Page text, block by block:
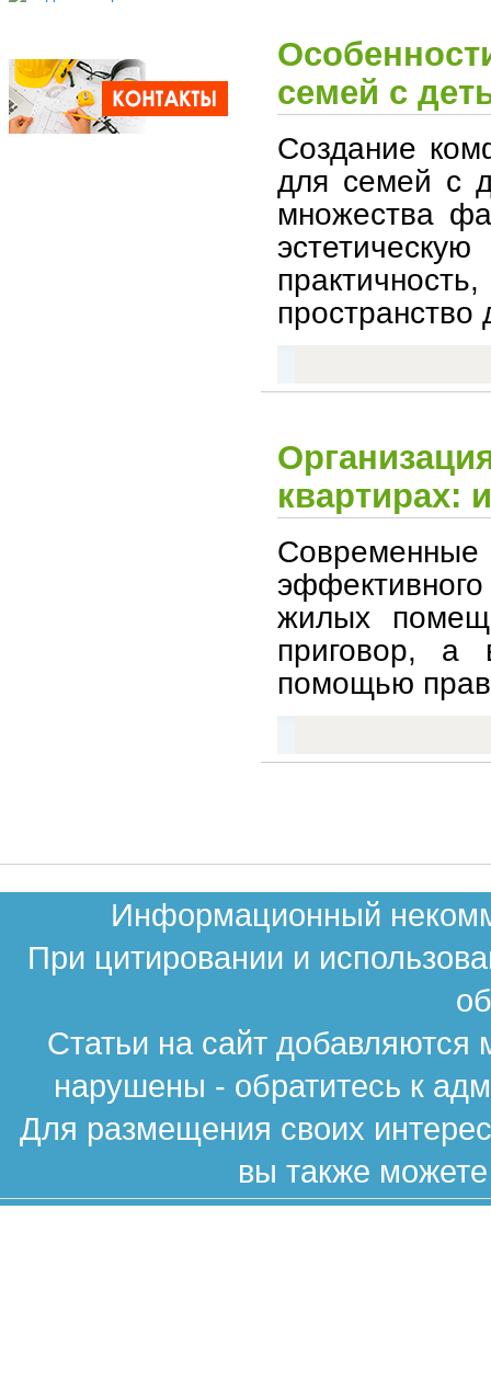
семей с
Создание
для семей с
множества
квартирах:
жилых
приговор, а
помощью
Информационный
При цитировании и
Статьи на сайт
нарушены - обратитесь к
Для размещения своих
вы также